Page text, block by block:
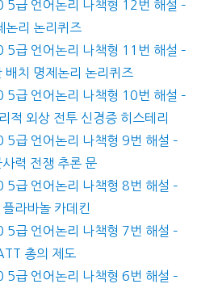
5급 언어논리 나책형 12번 해설 –
논리 논리퀴즈
5급 언어논리 나책형 11번 해설 –
배치 명제논리 논리퀴즈
5급 언어논리 나책형 10번 해설 –
적 외상 전투 신경증 히스테리
5급 언어논리 나책형 9번 해설 –
력 전쟁 추론 문
5급 언어논리 나책형 8번 해설 –
라바놀 카데킨
5급 언어논리 나책형 7번 해설 –
총의 제도
5급 언어논리 나책형 6번 해설 –